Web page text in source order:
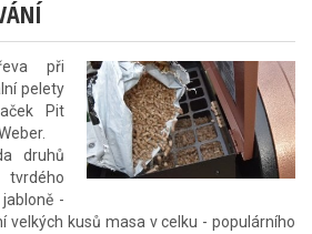
při
pelety
Pit
druhů
-
velkých kusů masa v celku - populárního